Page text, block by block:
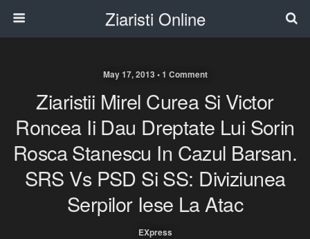
Ziaristi Online
May 17, 2013 • 1 Comment
Ziaristii Mirel Curea Si Victor
Roncea Ii Dau Dreptate Lui Sorin
Rosca Stanescu In Cazul Barsan.
SRS Vs PSD Si SS: Diviziunea
Serpilor Iese La Atac
EXpress